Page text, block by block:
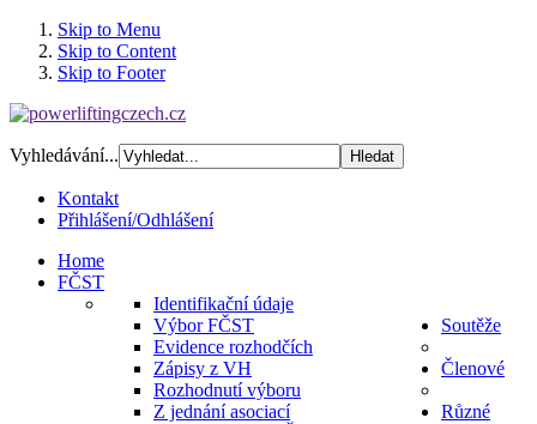
Skip to Menu
Skip to Content
Skip to Footer
Vyhledávání...
Kontakt
Přihlášení/Odhlášení
Home
FČST
Identifikační údaje
Výbor FČST
Evidence rozhodčích
Zápisy z VH
Rozhodnutí výboru
Z jednání asociací
Soutěže
Členové
Různé